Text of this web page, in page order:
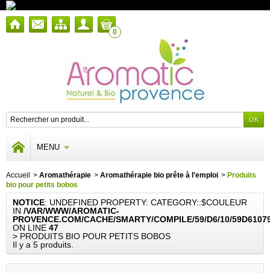
0
MENU
Accueil > Aromathérapie > Aromathérapie bio prête à l'emploi > Produits
bio pour petits bobos
NOTICE: UNDEFINED PROPERTY: CATEGORY::$COULEUR
IN /VAR/WWW/AROMATIC-
PROVENCE.COM/CACHE/SMARTY/COMPILE/59/D6/10/
ON LINE 47
> PRODUITS BIO POUR PETITS BOBOS
Il y a 5 produits.